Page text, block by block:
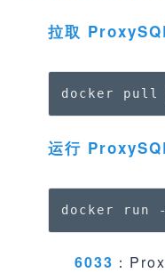
拉取
docker pull
运行
docker run
6033 ：